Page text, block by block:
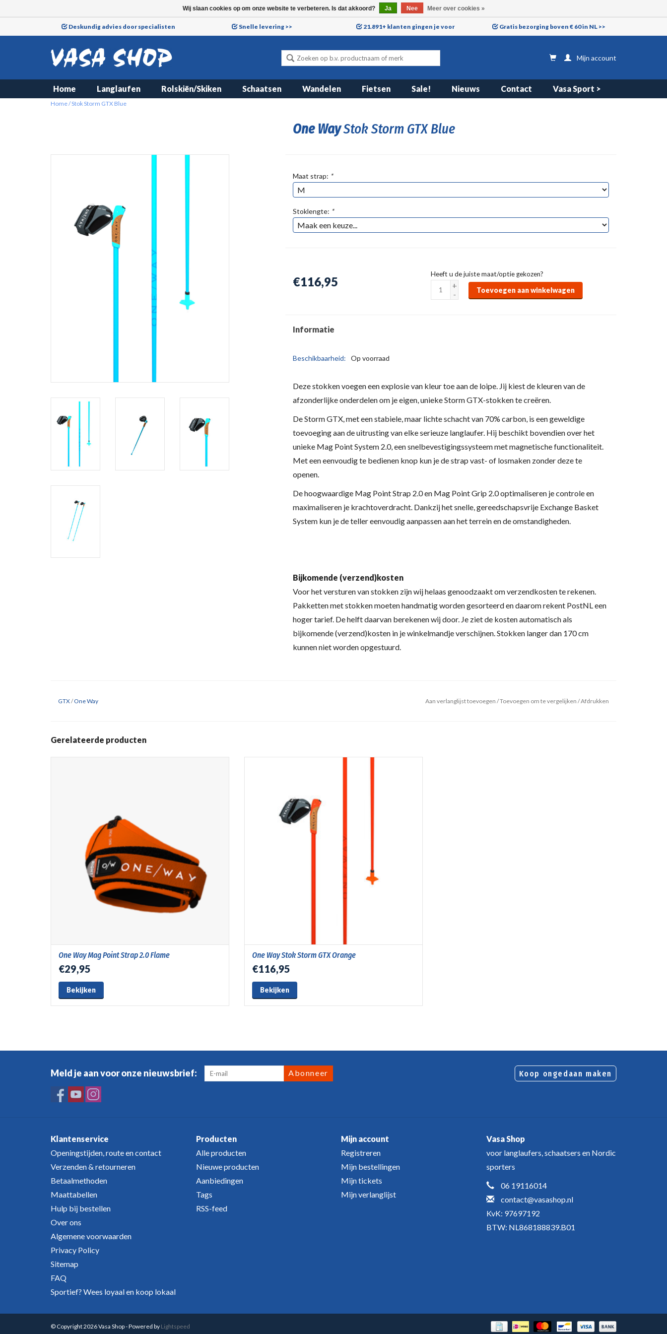
Deskundig advies door specialisten Snelle levering >> 21.891+ klanten gingen je voor Gratis bezorging boven € 60 in NL >>
Mijn account
Home Langlaufen Rolskiën/Skiken Schaatsen Wandelen Fietsen Sale! Nieuws Contact Vasa Sport >
Home/Stok Storm GTX Blue
One WayStok Storm GTX Blue
Maat strap: *
Stoklengte: *
€116,95
Heeft u de juiste maat/optie gekozen?
+
-
Toevoegen aan winkelwagen
Informatie
Beschikbaarheid: Op voorraad
Deze stokken voegen een explosie van kleur toe aan de loipe. Jij kiest de kleuren van de
afzonderlijke onderdelen om je eigen, unieke Storm GTX-stokken te creëren.
De Storm GTX, met een stabiele, maar lichte schacht van 70% carbon, is een geweldige
toevoeging aan de uitrusting van elke serieuze langlaufer. Hij beschikt bovendien over het
unieke Mag Point System 2.0, een snelbevestigingssysteem met magnetische functionaliteit.
Met een eenvoudig te bedienen knop kun je de strap vast- of losmaken zonder deze te
openen.
De hoogwaardige Mag Point Strap 2.0 en Mag Point Grip 2.0 optimaliseren je controle en
maximaliseren je krachtoverdracht. Dankzij het snelle, gereedschapsvrije Exchange Basket
System kun je de teller eenvoudig aanpassen aan het terrein en de omstandigheden.
Bijkomende (verzend)kosten
Voor het versturen van stokken zijn wij helaas genoodzaakt om verzendkosten te rekenen.
Pakketten met stokken moeten handmatig worden gesorteerd en daarom rekent PostNL een
hoger tarief. De helft daarvan berekenen wij door. Je ziet de kosten automatisch als
bijkomende (verzend)kosten in je winkelmandje verschijnen. Stokken langer dan 170 cm
kunnen niet worden opgestuurd.
GTX/One Way Aan verlanglijst toevoegen /Toevoegen om te vergelijken /Afdrukken
Gerelateerde producten
One Way Mag Point Strap 2.0 Flame
€29,95
Bekijken
One Way Stok Storm GTX Orange
€116,95
Bekijken
Meld je aan voor onze nieuwsbrief: Abonneer Koop ongedaan maken
Klantenservice
Openingstijden, route en contact
Verzenden & retourneren
Betaalmethoden
Maattabellen
Hulp bij bestellen
Over ons
Algemene voorwaarden
Privacy Policy
Sitemap
FAQ
Sportief? Wees loyaal en koop lokaal
Producten
Alle producten
Nieuwe producten
Aanbiedingen
Tags
RSS-feed
Mijn account
Registreren
Mijn bestellingen
Mijn tickets
Mijn verlanglijst
Vasa Shop
voor langlaufers, schaatsers en Nordic
sporters
06 19116014
contact@vasashop.nl
KvK: 97697192
BTW: NL868188839.B01
© Copyright 2026 Vasa Shop - Powered by Lightspeed
Wij slaan cookies op om onze website te verbeteren. Is dat akkoord? Ja Nee Meer over cookies »